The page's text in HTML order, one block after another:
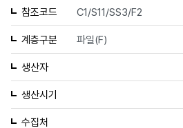
참조코드 C1/S11/SS3/F2
계층구분 파일(F)
생산자
생산시기
수집처